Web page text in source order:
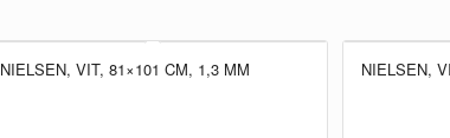
NIELSEN, VIT, 81×101 CM, 1,3 MM NIELSEN,